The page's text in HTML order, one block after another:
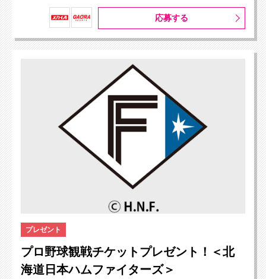
応募する
プレゼント
プロ野球観戦チケットプレゼント！＜北
海道日本ハムファイターズ＞